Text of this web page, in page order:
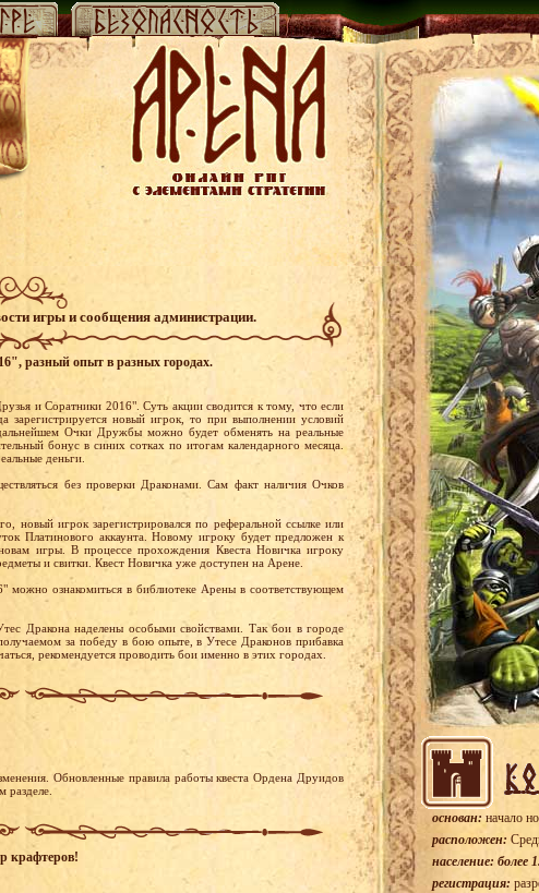
игры и сообщения администрации.
разный опыт в разных городах.
и Соратники 2016". Суть акции сводится к тому, что если
новый игрок, то при выполнении условий
Очки Дружбы можно будет обменять на реальные
бонус в синих сотках по итогам календарного месяца.
деньги.
без проверки Драконами. Сам факт наличия Очков
новый игрок зарегистрировался по реферальной ссылке или
Платинового аккаунта. Новому игроку будет предложен к
игры. В процессе прохождения Квеста Новичка игроку
и свитки. Квест Новичка уже доступен на Арене.
ознакомиться в библиотеке Арены в соответствующем
Дракона наделены особыми свойствами. Так бои в городе
за победу в бою опыте, в Утесе Драконов прибавка
рекомендуется проводить бои именно в этих городах.
Обновленные правила работы квеста Ордена Друидов
разделе.
крафтеров!
основан: начало
расположен:
население: более
регистрация: